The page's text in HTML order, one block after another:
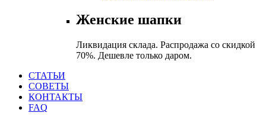
Женские шапки
Ликвидация склада. Распродажа со скидкой
70%. Дешевле только даром.
СТАТЬИ
СОВЕТЫ
КОНТАКТЫ
FAQ